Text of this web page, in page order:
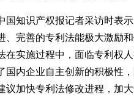
知识产权报记者采访时表示
完善的专利法能极大激励
实施过程中，面临专利权
内企业自主创新的积极性
加快专利法修改进程，加